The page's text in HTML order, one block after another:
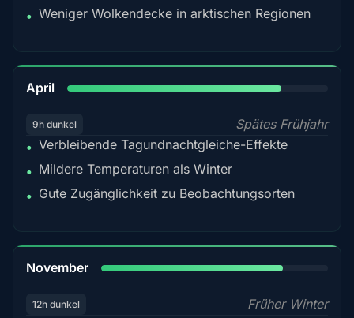
• Weniger Wolkendecke in arktischen Regionen
April
9h dunkel
Spätes Frühjahr
• Verbleibende Tagundnachtgleiche-Effekte
• Mildere Temperaturen als Winter
• Gute Zugänglichkeit zu Beobachtungsorten
November
12h dunkel
Früher Winter